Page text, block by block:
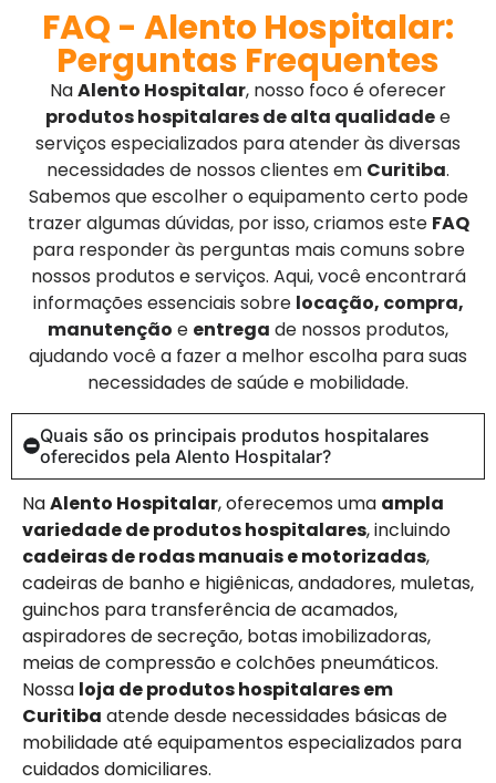
FAQ - Alento Hospitalar:
Perguntas Frequentes
NaAlento Hospitalar, nosso foco é oferecer
produtos hospitalares de alta qualidadee
serviços especializados para atender às diversas
necessidades de nossos clientes em Curitiba.
Sabemos que escolher o equipamento certo pode
trazer algumas dúvidas, por isso, criamos este FAQ
para responder às perguntas mais comuns sobre
nossos produtos e serviços. Aqui, você encontrará
informações essenciais sobre locação, compra,
manutenção e entrega de nossos produtos,
ajudando você a fazer a melhor escolha para suas
necessidades de saúde e mobilidade.
Quais são os principais produtos hospitalares
oferecidos pela Alento Hospitalar?
NaAlento Hospitalar, oferecemos uma ampla
variedade de produtos hospitalares, incluindo
cadeiras de rodas manuais e motorizadas,
cadeiras de banho e higiênicas, andadores, muletas,
guinchos para transferência de acamados,
aspiradores de secreção, botas imobilizadoras,
meias de compressão e colchões pneumáticos.
Nossa loja de produtos hospitalares em
Curitiba atende desde necessidades básicas de
mobilidade até equipamentos especializados para
cuidados domiciliares.